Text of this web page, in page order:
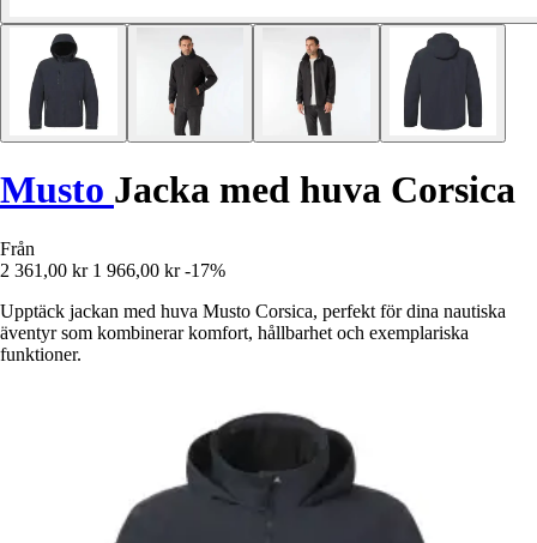
Musto Jacka med huva Corsica
Från
2 361,00 kr 1 966,00 kr -17%
Upptäck jackan med huva Musto Corsica, perfekt för dina nautiska
äventyr som kombinerar komfort, hållbarhet och exemplariska
funktioner.